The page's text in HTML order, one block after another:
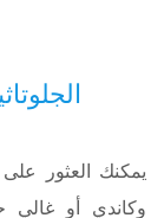
يمكنك العثور